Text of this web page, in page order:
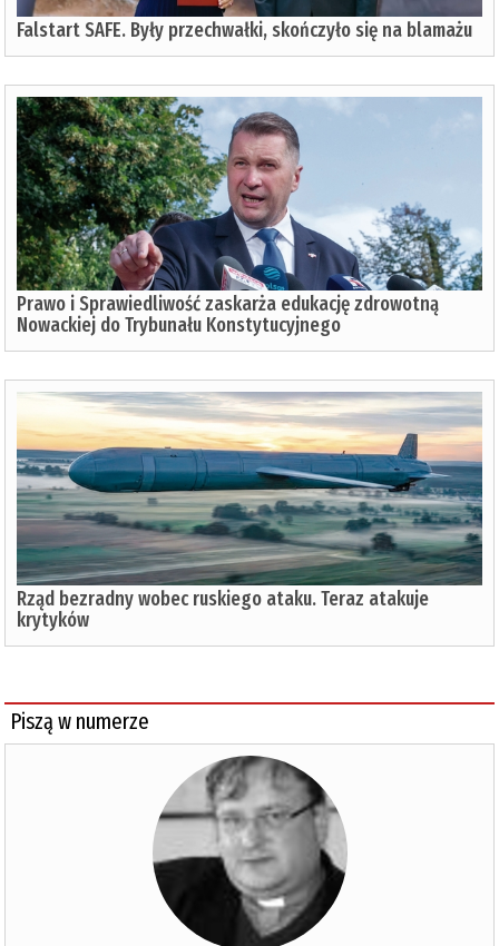
Falstart SAFE. Były przechwałki, skończyło się na blamażu
Prawo i Sprawiedliwość zaskarża edukację zdrowotną
Nowackiej do Trybunału Konstytucyjnego
Rząd bezradny wobec ruskiego ataku. Teraz atakuje
krytyków
Piszą w numerze